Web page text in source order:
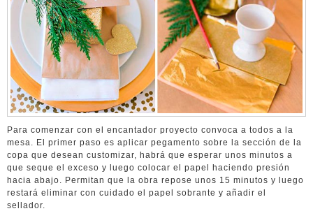
Para comenzar con el encantador proyecto convoca a todos a la
mesa. El primer paso es aplicar pegamento sobre la sección de la
copa que desean customizar, habrá que esperar unos minutos a
que seque el exceso y luego colocar el papel haciendo presión
hacia abajo. Permitan que la obra repose unos 15 minutos y luego
restará eliminar con cuidado el papel sobrante y añadir el
sellador.